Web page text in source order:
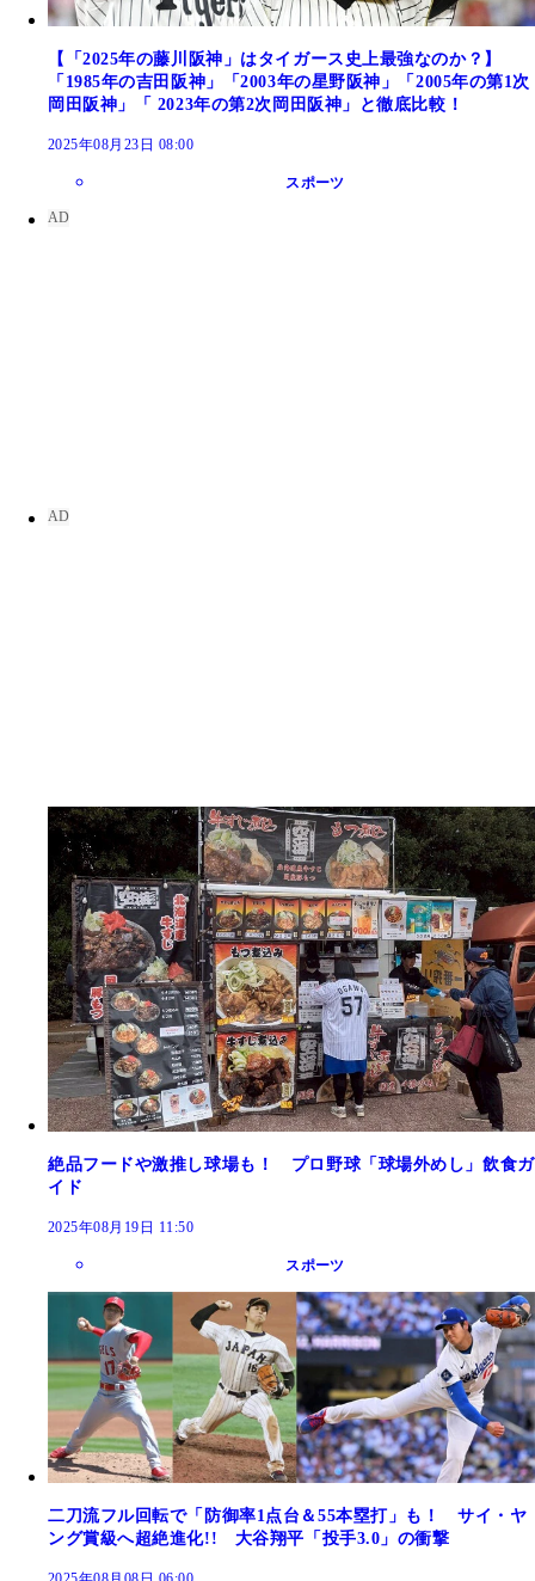
【「2025年の藤川阪神」はタイガース史上最強なのか？】
「1985年の吉田阪神」「2003年の星野阪神」「2005年の第1次
岡田阪神」「 2023年の第2次岡田阪神」と徹底比較！
2025年08月23日 08:00
スポーツ
絶品フードや激推し球場も！ プロ野球「球場外めし」飲食ガ
イド
2025年08月19日 11:50
スポーツ
二刀流フル回転で「防御率1点台＆55本塁打」も！ サイ・ヤ
ング賞級へ超絶進化!! 大谷翔平「投手3.0」の衝撃